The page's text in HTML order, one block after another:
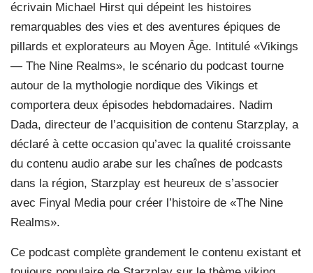
écrivain Michael Hirst qui dépeint les histoires
remarquables des vies et des aventures épiques de
pillards et explorateurs au Moyen Âge. Intitulé «Vikings
— The Nine Realms», le scénario du podcast tourne
autour de la mythologie nordique des Vikings et
comportera deux épisodes hebdomadaires. Nadim
Dada, directeur de l’acquisition de contenu Starzplay, a
déclaré à cette occasion qu’avec la qualité croissante
du contenu audio arabe sur les chaînes de podcasts
dans la région, Starzplay est heureux de s’associer
avec Finyal Media pour créer l’histoire de «The Nine
Realms».
Ce podcast complète grandement le contenu existant et